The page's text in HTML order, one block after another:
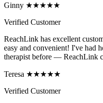
Ginny ★★★★★
Verified Customer
ReachLink has excellent
easy and convenient! I've had
therapist before — ReachLink
Teresa ★★★★★
Verified Customer